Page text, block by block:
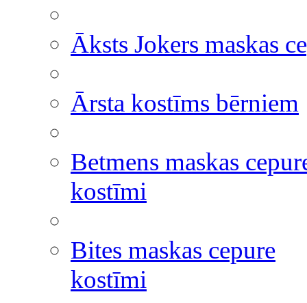
Āksts Jokers maskas
Ārsta kostīms bērniem
Betmens maskas
kostīmi
Bites maskas cepure
kostīmi